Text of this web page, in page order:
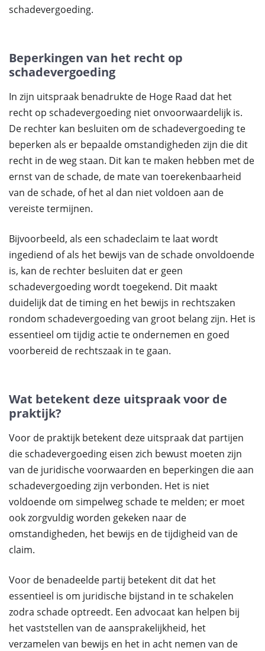
schadevergoeding.
Beperkingen van het recht op
schadevergoeding
In zijn uitspraak benadrukte de Hoge Raad dat het
recht op schadevergoeding niet onvoorwaardelijk is.
De rechter kan besluiten om de schadevergoeding te
beperken als er bepaalde omstandigheden zijn die dit
recht in de weg staan. Dit kan te maken hebben met de
ernst van de schade, de mate van toerekenbaarheid
van de schade, of het al dan niet voldoen aan de
vereiste termijnen.
Bijvoorbeeld, als een schadeclaim te laat wordt
ingediend of als het bewijs van de schade onvoldoende
is, kan de rechter besluiten dat er geen
schadevergoeding wordt toegekend. Dit maakt
duidelijk dat de timing en het bewijs in rechtszaken
rondom schadevergoeding van groot belang zijn. Het is
essentieel om tijdig actie te ondernemen en goed
voorbereid de rechtszaak in te gaan.
Wat betekent deze uitspraak voor de
praktijk?
Voor de praktijk betekent deze uitspraak dat partijen
die schadevergoeding eisen zich bewust moeten zijn
van de juridische voorwaarden en beperkingen die aan
schadevergoeding zijn verbonden. Het is niet
voldoende om simpelweg schade te melden; er moet
ook zorgvuldig worden gekeken naar de
omstandigheden, het bewijs en de tijdigheid van de
claim.
Voor de benadeelde partij betekent dit dat het
essentieel is om juridische bijstand in te schakelen
zodra schade optreedt. Een advocaat kan helpen bij
het vaststellen van de aansprakelijkheid, het
verzamelen van bewijs en het in acht nemen van de